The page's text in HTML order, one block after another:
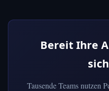
Bereit Ihre
Tausende Teams nutzen